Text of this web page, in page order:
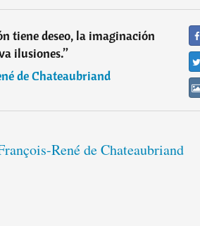
tiene deseo, la imaginación
ilusiones.”
de Chateaubriand
René de Chateaubriand